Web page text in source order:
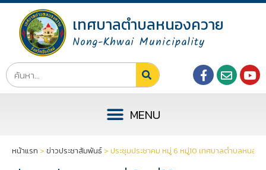
เทศบาลตำบลหนองควาย
Nong-Khwai Municipality
หน้าแรก > ข่าวประชาสัมพันธ์ > ประชุมประชาคม หมู่ 6 หมู่10 เทศบาลตำบลหนอง